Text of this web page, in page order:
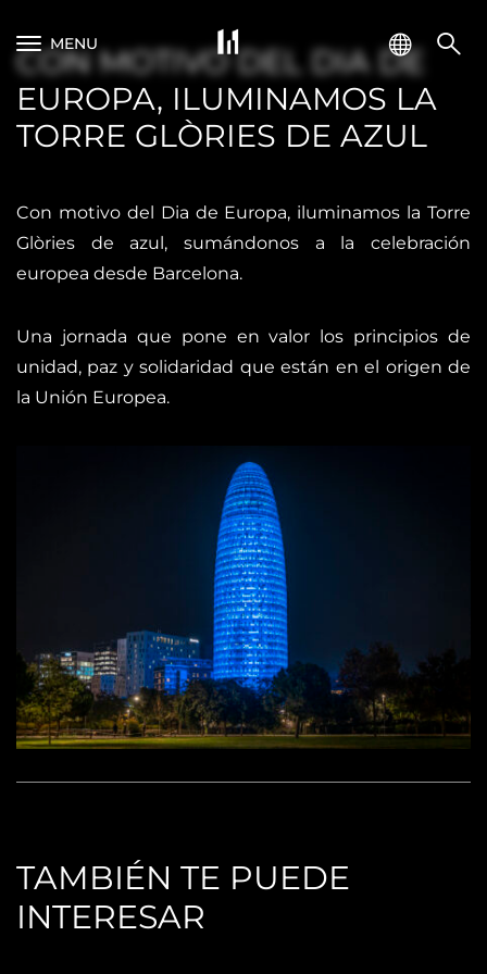
MENU
CON MOTIVO DEL DIA DE
EUROPA, ILUMINAMOS LA
TORRE GLÒRIES DE AZUL
Con motivo del Dia de Europa, iluminamos la Torre
Glòries de azul, sumándonos a la celebración
europea desde Barcelona.
Una jornada que pone en valor los principios de
unidad, paz y solidaridad que están en el origen de
la Unión Europea.
TAMBIÉN TE PUEDE
INTERESAR